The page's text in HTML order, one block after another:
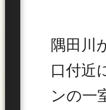
隅田川
口付近
ンの一